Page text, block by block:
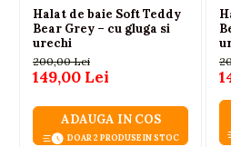
Halat de baie Soft Teddy
Bear Grey – cu gluga si
urechi
200,00 Lei
149,00 Lei
ADAUGA IN COS
DOAR 2 PRODUSE IN STOC